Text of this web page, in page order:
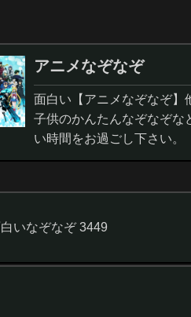
アニメなぞなぞ
面白い【アニメなぞなぞ】
子供のかんたんなぞなぞな
い時間をお過ごし下さい。
いなぞなぞ 3449